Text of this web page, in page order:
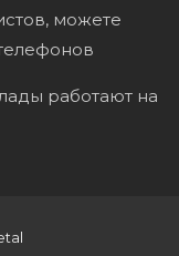
можете
работают на